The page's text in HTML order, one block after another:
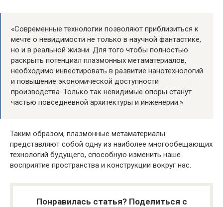
«Современные технологии позволяют приблизиться к
мечте о невидимости не только в научной фантастике,
но и в реальной жизни. Для того чтобы полностью
раскрыть потенциал плазмонных метаматериалов,
необходимо инвестировать в развитие нанотехнологий
и повышение экономической доступности
производства. Только так невидимые опоры станут
частью повседневной архитектуры и инженерии.»
Таким образом, плазмонные метаматериалы
представляют собой одну из наиболее многообещающих
технологий будущего, способную изменить наше
восприятие пространства и конструкции вокруг нас.
Понравилась статья? Поделиться с